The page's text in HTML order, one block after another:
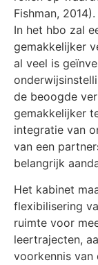
Fishman, 2014).
In het hbo zal
gemakkelijker
al veel is
de beoogde
gemakkelijker
integratie van
van een
belangrijk
Het kabinet
flexibilisering
ruimte voor
leertrajecten,
voorkennis van